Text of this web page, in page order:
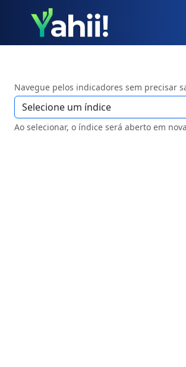
Navegue pelos indicadores sem precisar
Ao selecionar, o índice será aberto em